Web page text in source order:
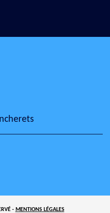
- MENTIONS LÉGALES